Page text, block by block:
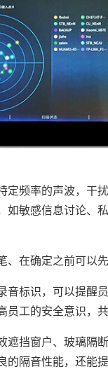
定频率的声波，干
如敏感信息讨论、
在确定之前可以
音标识，可以提醒
工的安全意识，
遮挡窗户、玻璃隔
隔音性能，还能